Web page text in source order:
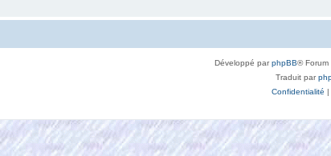
Développé parphpBB® Forum
Traduit par
Confidentialité |